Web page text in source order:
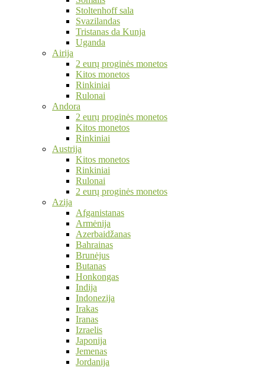
Stoltenhoff sala
Svazilandas
Tristanas da Kunja
Uganda
Airija
2 eurų proginės monetos
Kitos monetos
Rinkiniai
Rulonai
Andora
2 eurų proginės monetos
Kitos monetos
Rinkiniai
Austrija
Kitos monetos
Rinkiniai
Rulonai
2 eurų proginės monetos
Azija
Afganistanas
Armėnija
Azerbaidžanas
Bahrainas
Brunėjus
Butanas
Honkongas
Indija
Indonezija
Irakas
Iranas
Izraelis
Japonija
Jemenas
Jordanija